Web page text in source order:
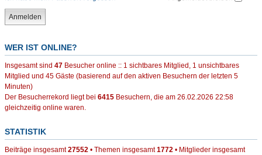
WER IST ONLINE?
Insgesamt sind 47 Besucher online :: 1 sichtbares Mitglied, 1 unsichtbares
Mitglied und 45 Gäste (basierend auf den aktiven Besuchern der letzten 5
Minuten)
Der Besucherrekord liegt bei 6415 Besuchern, die am 26.02.2026 22:58
gleichzeitig online waren.
STATISTIK
Beiträge insgesamt27552 • Themen insgesamt1772 • Mitglieder insgesamt